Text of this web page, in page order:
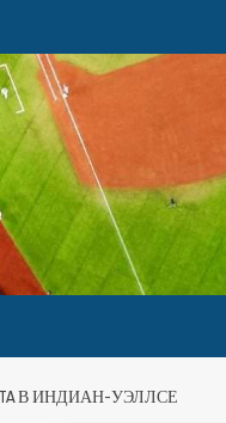
В ИНДИАН-УЭЛЛСЕ